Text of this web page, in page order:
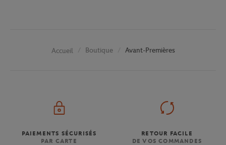
Accueil Boutique Avant-Premières
PAIEMENTS SÉCURISÉS
PAR CARTE
RETOUR FACILE
DE VOS COMMANDES